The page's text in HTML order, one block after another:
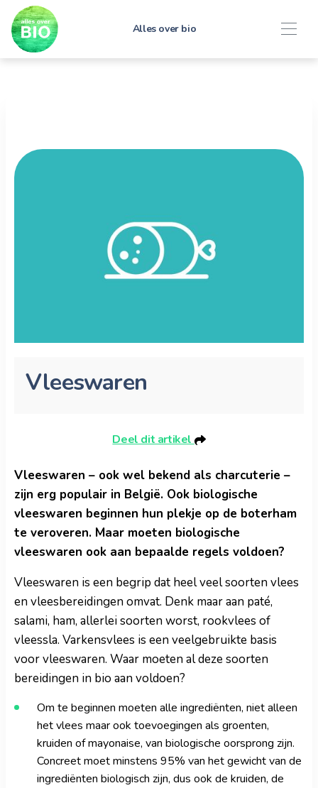
Alles over bio
Vleeswaren
Deel dit artikel
Vleeswaren – ook wel bekend als charcuterie –
zijn erg populair in België. Ook biologische
vleeswaren beginnen hun plekje op de boterham
te veroveren. Maar moeten biologische
vleeswaren ook aan bepaalde regels voldoen?
Vleeswaren is een begrip dat heel veel soorten vlees
en vleesbereidingen omvat. Denk maar aan paté,
salami, ham, allerlei soorten worst, rookvlees of
vleessla. Varkensvlees is een veelgebruikte basis
voor vleeswaren. Waar moeten al deze soorten
bereidingen in bio aan voldoen?
Om te beginnen moeten alle ingrediënten, niet alleen
het vlees maar ook toevoegingen als groenten,
kruiden of mayonaise, van biologische oorsprong zijn.
Concreet moet minstens 95% van het gewicht van de
ingrediënten biologisch zijn, dus ook de kruiden, de